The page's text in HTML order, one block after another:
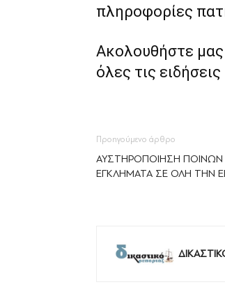
πληροφορίες
Ακολουθήστε
όλες τις ειδήσεις
Προηγούμενο άρθρο
ΑΥΣΤΗΡΟΠΟΙΗΣΗ ΠΟΙΝΩΝ
ΕΓΚΛΗΜΑΤΑ ΣΕ ΟΛΗ ΤΗΝ